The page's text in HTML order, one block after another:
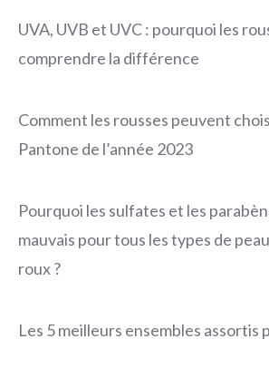
UVA, UVB et UVC : pourquoi les
comprendre la différence
Comment les rousses peuvent
Pantone de l’année 2023
Pourquoi les sulfates et les
mauvais pour tous les types de
roux ?
Les 5 meilleurs ensembles assortis